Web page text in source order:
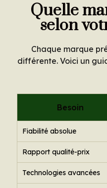
Quelle
selon
Chaque marque
différente. Voici un
Besoin
Fiabilité absolue
Rapport qualité-prix
Technologies avancées